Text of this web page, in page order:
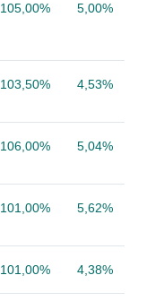
105,00% 5,00%
103,50% 4,53%
106,00% 5,04%
101,00% 5,62%
101,00% 4,38%